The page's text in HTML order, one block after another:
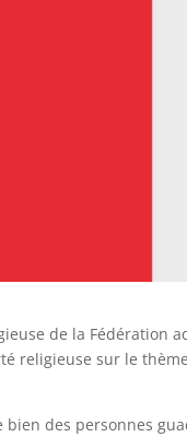
de la Fédération
religieuse sur le
des personnes